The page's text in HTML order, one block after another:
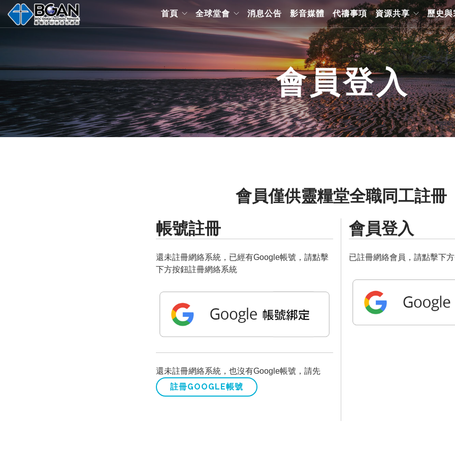
首頁 全球堂會 消息公告 影音媒體 代禱事項 資源共享 歷史與
會員登入
會員僅供靈糧堂全職同工註冊
帳號註冊
還未註冊網絡系統，已經有Google帳號，請點擊
下方按鈕註冊網絡系統
還未註冊網絡系統，也沒有Google帳號，請先
註冊GOOGLE帳號
會員登入
已註冊網絡會員，請點擊下